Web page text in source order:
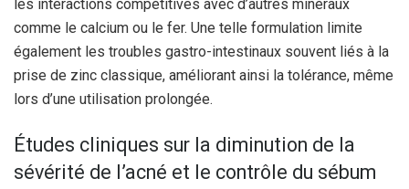
les interactions compétitives avec d’autres minéraux
comme le calcium ou le fer. Une telle formulation limite
également les troubles gastro-intestinaux souvent liés à la
prise de zinc classique, améliorant ainsi la tolérance, même
lors d’une utilisation prolongée.
Études cliniques sur la diminution de la
sévérité de l’acné et le contrôle du sébum